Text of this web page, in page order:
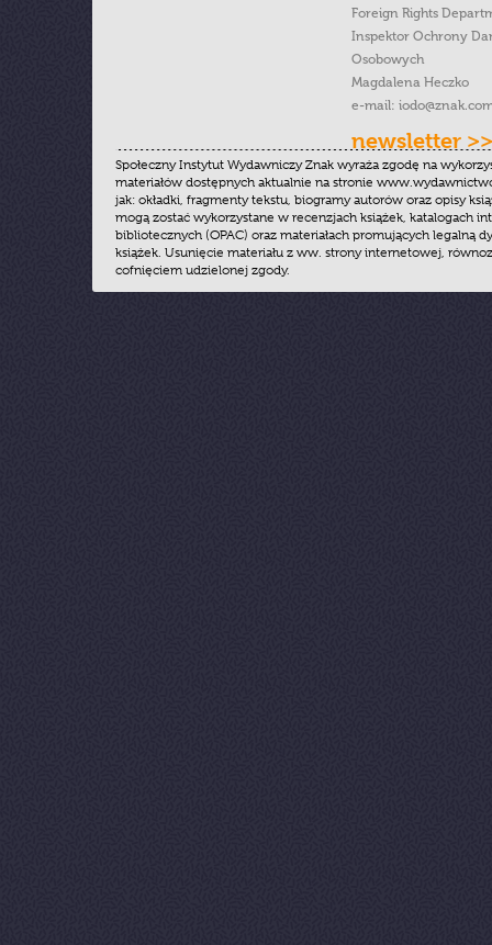
Foreign Rights
Inspektor Ochrony
Osobowych
Magdalena Heczko
e-mail:
newsletter >>
Społeczny Instytut Wydawniczy Znak wyraża zgodę na
materiałów dostępnych aktualnie na stronie
jak: okładki, fragmenty tekstu, biogramy autorów oraz opisy
mogą zostać wykorzystane w recenzjach książek, katalogach
bibliotecznych (OPAC) oraz materiałach promujących legalną
książek. Usunięcie materiału z ww. strony internetowej,
cofnięciem udzielonej zgody.